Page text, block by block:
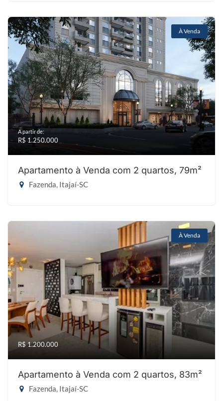
À Venda
A partir de:
R$ 1.250.000
Apartamento à Venda com 2 quartos, 79m²
Fazenda, Itajaí-SC
À Venda
R$ 1.200.000
Apartamento à Venda com 2 quartos, 83m²
Fazenda, Itajaí-SC